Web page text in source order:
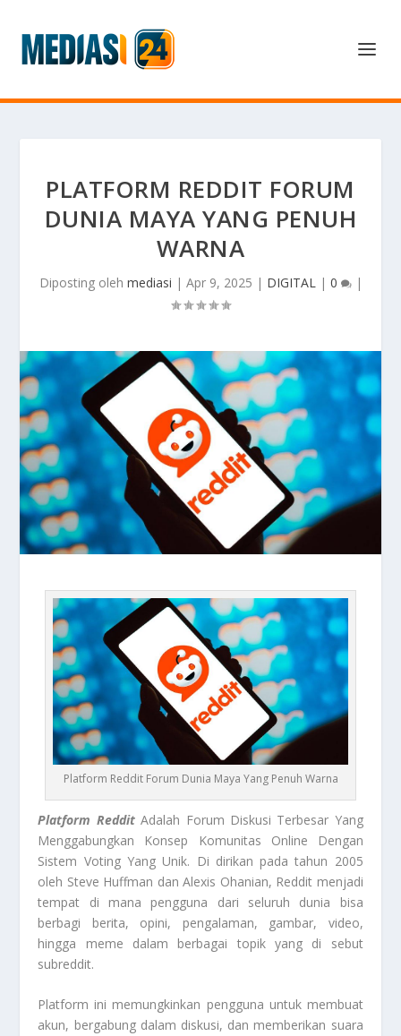
PLATFORM REDDIT FORUM
DUNIA MAYA YANG PENUH
WARNA
Diposting oleh mediasi | Apr 9, 2025 | DIGITAL| 0 |
Platform Reddit Forum Dunia Maya Yang Penuh Warna
Platform RedditAdalah Forum Diskusi Terbesar Yang
Menggabungkan Konsep Komunitas Online Dengan
Sistem Voting Yang Unik. Di dirikan pada tahun 2005
oleh Steve Huffman dan Alexis Ohanian, Reddit menjadi
tempat di mana pengguna dari seluruh dunia bisa
berbagi berita, opini, pengalaman, gambar, video,
hingga meme dalam berbagai topik yang di sebut
subreddit.
Platform ini memungkinkan pengguna untuk membuat
akun, bergabung dalam diskusi, dan memberikan suara